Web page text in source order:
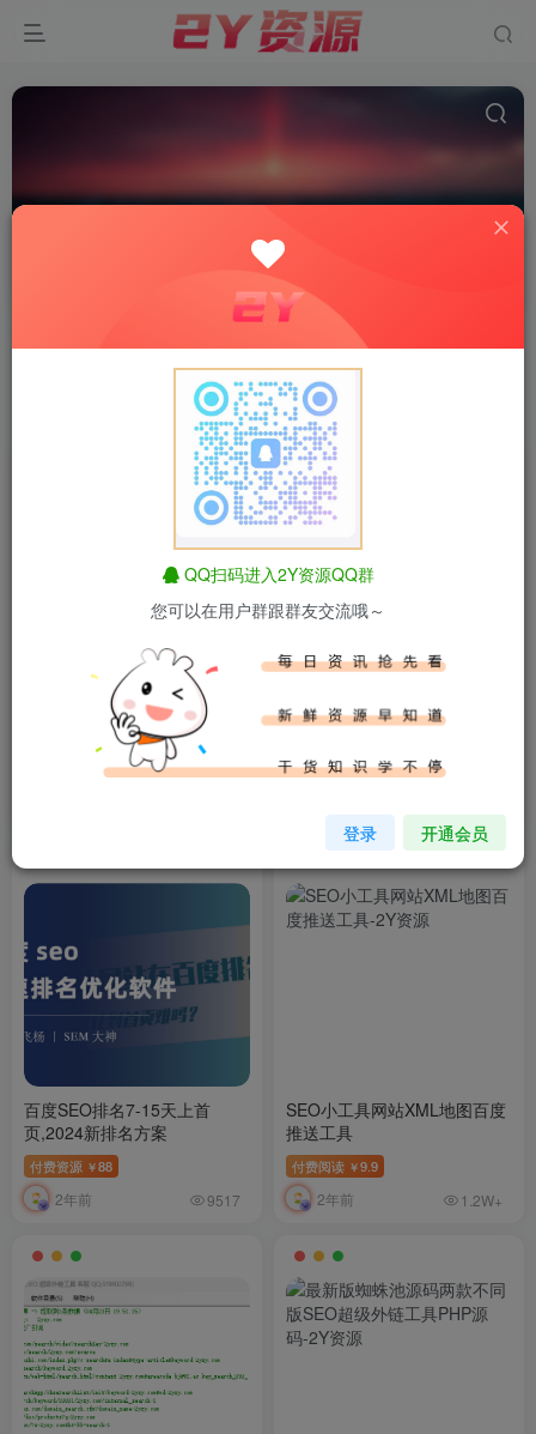
分类 精品源码 软件工具
综合资源
手机软件
站长工具
点赞 评论
百度蜘蛛权重网站快速收录软
88
2024年最新强引蜘蛛软件V2.1
付费资源 ￥88
百度SEO排名7-15天上首
页,2024新排名方案
付费资源 ￥88
2年前 9517
SEO小工具网站XML地图百度
推送工具
付费阅读 ￥9.9
2年前 1.2W+
QQ扫码进入2Y资源QQ群
您可以在用户群跟群友交流哦～
登录 开通会员